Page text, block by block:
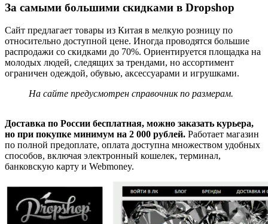
За самыми большими скидками в Dropshop
Сайт предлагает товары из Китая в мелкую розницу по
относительно доступной цене. Иногда проводятся большие
распродажи со скидками до 70%. Ориентируется площадка на
молодых людей, следящих за трендами, но ассортимент
ограничен одеждой, обувью, аксессуарами и игрушками.
На сайте предусмотрен справочник по размерам.
Доставка по России бесплатная, можно заказать курьера,
но при покупке минимум на 2 000 рублей. Работает магазин
по полной предоплате, оплата доступна множеством удобных
способов, включая электронный кошелек, терминал,
банковскую карту и Webmoney.